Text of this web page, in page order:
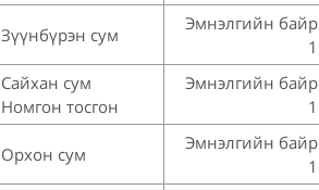
Зүүнбүрэн сум
Эмнэлгийн байр
1
Сайхан сум
Номгон тосгон
Эмнэлгийн байр
1
Орхон сум
Эмнэлгийн байр
1